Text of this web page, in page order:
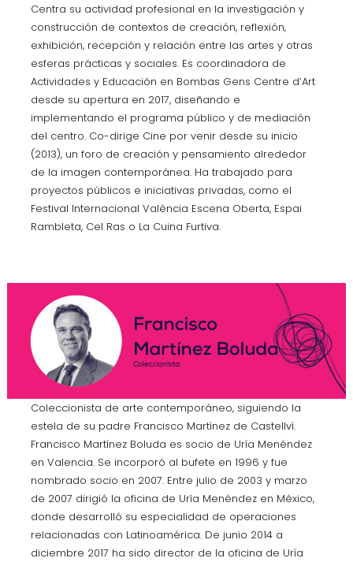
Centra su actividad profesional en la investigación y
construcción de contextos de creación, reflexión,
exhibición, recepción y relación entre las artes y otras
esferas prácticas y sociales. Es coordinadora de
Actividades y Educación en Bombas Gens Centre d’Art
desde su apertura en 2017, diseñando e
implementando el programa público y de mediación
del centro. Co-dirige Cine por venir desde su inicio
(2013), un foro de creación y pensamiento alrededor
de la imagen contemporánea. Ha trabajado para
proyectos públicos e iniciativas privadas, como el
Festival Internacional València Escena Oberta, Espai
Rambleta, Cel Ras o La Cuina Furtiva.
Coleccionista de arte contemporáneo, siguiendo la
estela de su padre Francisco Martínez de Castellví.
Francisco Martínez Boluda es socio de Uría Menéndez
en Valencia. Se incorporó al bufete en 1996 y fue
nombrado socio en 2007. Entre julio de 2003 y marzo
de 2007 dirigió la oficina de Uría Menéndez en México,
donde desarrolló su especialidad de operaciones
relacionadas con Latinoamérica. De junio 2014 a
diciembre 2017 ha sido director de la oficina de Uría